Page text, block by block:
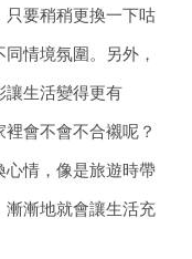
要稍稍更換一下咕
情境氛圍。另外，
讓生活變得更有
會不會不合襯呢？
情，像是旅遊時帶
漸地就會讓生活充